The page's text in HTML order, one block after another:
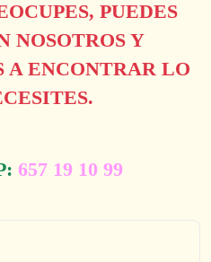
PUEDES
NOSOTROS Y
A ENCONTRAR LO
657 19 10 99